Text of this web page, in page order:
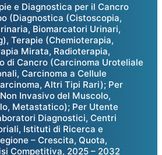
e Diagnostica per il Cancro
(Diagnostica (Cistoscopia,
Biomarcatori Urinari,
Terapie (Chemioterapia,
Mirata, Radioterapia,
di Cancro (Carcinoma Uroteliale
Carcinoma a Cellule
Altri Tipi Rari); Per
Invasivo del Muscolo,
Metastatico); Per Utente
Diagnostici, Centri
Istituti di Ricerca e
– Crescita, Quota,
Competitiva, 2025 – 2032